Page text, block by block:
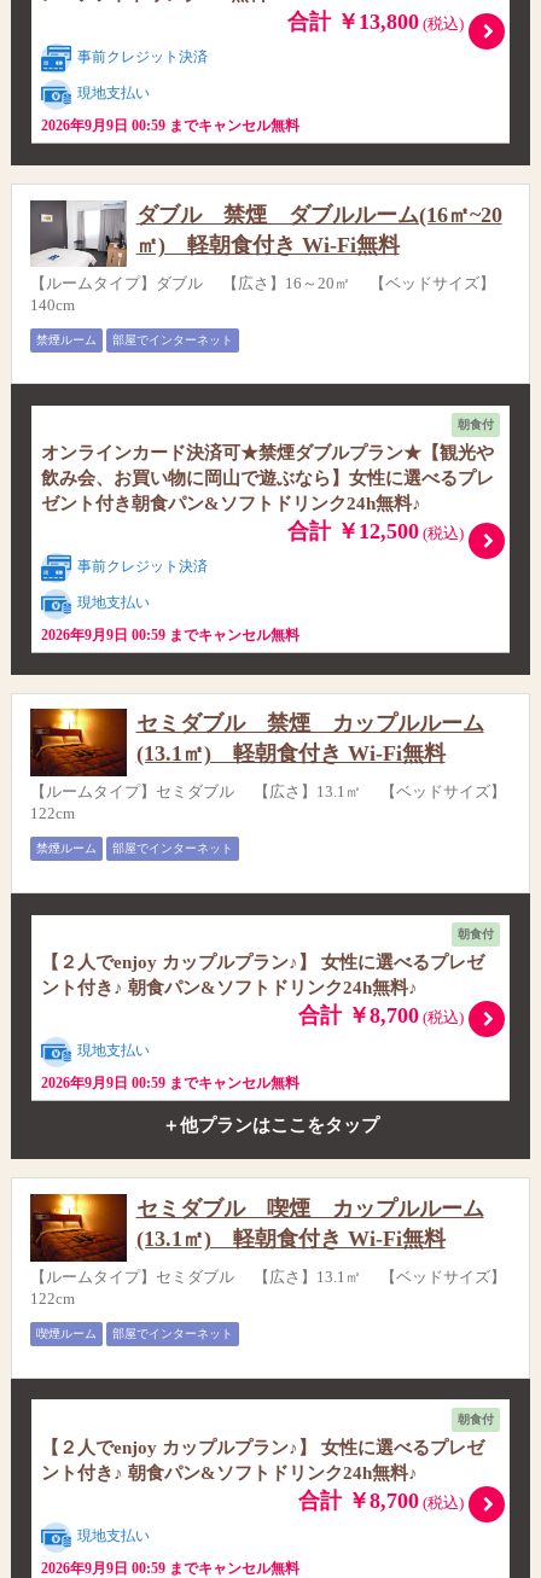
合計 ￥13,800(税込)
事前クレジット決済
現地支払い
2026年9月9日 00:59 までキャンセル無料
ダブル 禁煙 ダブルルーム(16㎡~20
㎡) 軽朝食付き Wi-Fi無料
【ルームタイプ】ダブル 【広さ】16～20㎡ 【ベッドサイズ】
140cm
禁煙ルーム 部屋でインターネット
朝食付
オンラインカード決済可★禁煙ダブルプラン★【観光や
飲み会、お買い物に岡山で遊ぶなら】女性に選べるプレ
ゼント付き朝食パン&ソフトドリンク24h無料♪
合計 ￥12,500(税込)
事前クレジット決済
現地支払い
2026年9月9日 00:59 までキャンセル無料
セミダブル 禁煙 カップルルーム
(13.1㎡) 軽朝食付き Wi-Fi無料
【ルームタイプ】セミダブル 【広さ】13.1㎡ 【ベッドサイズ】
122cm
禁煙ルーム 部屋でインターネット
朝食付
【２人でenjoy カップルプラン♪】 女性に選べるプレゼ
ント付き♪ 朝食パン&ソフトドリンク24h無料♪
合計 ￥8,700(税込)
現地支払い
2026年9月9日 00:59 までキャンセル無料
＋他プランはここをタップ
セミダブル 喫煙 カップルルーム
(13.1㎡) 軽朝食付き Wi-Fi無料
【ルームタイプ】セミダブル 【広さ】13.1㎡ 【ベッドサイズ】
122cm
喫煙ルーム 部屋でインターネット
朝食付
【２人でenjoy カップルプラン♪】 女性に選べるプレゼ
ント付き♪ 朝食パン&ソフトドリンク24h無料♪
合計 ￥8,700(税込)
現地支払い
2026年9月9日 00:59 までキャンセル無料